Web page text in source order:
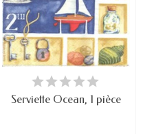
EN STOCK
Serviette Ocean, 1 pièce